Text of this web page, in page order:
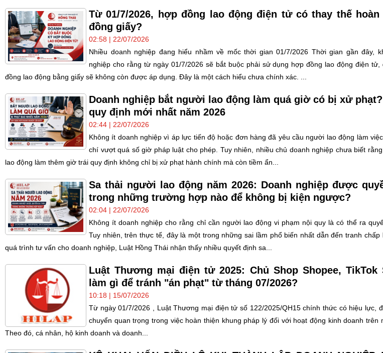
Từ 01/7/2026, hợp đồng lao động điện tử có thay thế
đồng giấy?
02:58 | 22/07/2026
Nhiều doanh nghiệp đang hiểu nhầm về mốc thời gian 01/7/2026 Thời gian gần đây,
nghiệp cho rằng từ ngày 01/7/2026 sẽ bắt buộc phải sử dụng hợp đồng lao động điện
đồng lao động bằng giấy sẽ không còn được áp dụng. Đây là một cách hiểu chưa chính xác. ...
Doanh nghiệp bắt người lao động làm quá giờ có bị xử
quy định mới nhất năm 2026
02:44 | 22/07/2026
Không ít doanh nghiệp vì áp lực tiến độ hoặc đơn hàng đã yêu cầu người lao động làm
chí vượt quá số giờ pháp luật cho phép. Tuy nhiên, nhiều chủ doanh nghiệp chưa biết
lao động làm thêm giờ trái quy định không chỉ bị xử phạt hành chính mà còn tiềm ẩn...
Sa thải người lao động năm 2026: Doanh nghiệp được
trong những trường hợp nào để không bị kiện ngược?
02:04 | 22/07/2026
Không ít doanh nghiệp cho rằng chỉ cần người lao động vi phạm nội quy là có thể ra
Tuy nhiên, trên thực tế, đây là một trong những sai lầm phổ biến nhất dẫn đến tranh chấp
quá trình tư vấn cho doanh nghiệp, Luật Hồng Thái nhận thấy nhiều quyết định sa...
Luật Thương mại điện tử 2025: Chủ Shop Shopee, TikTok
làm gì để tránh "án phạt" từ tháng 07/2026?
10:18 | 15/07/2026
Từ ngày 01/7/2026 , Luật Thương mại điện tử số 122/2025/QH15 chính thức có hiệu lực,
chuyển quan trọng trong việc hoàn thiện khung pháp lý đối với hoạt động kinh doanh trên
Theo đó, cá nhân, hộ kinh doanh và doanh...